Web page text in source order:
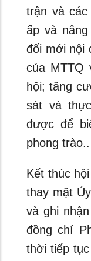
trận và
ấp và
đổi mới nội
của MTTQ
hội; tăng
sát và
được để
phong trào..
Kết thúc
thay mặt
và ghi
đồng chí
thời tiếp